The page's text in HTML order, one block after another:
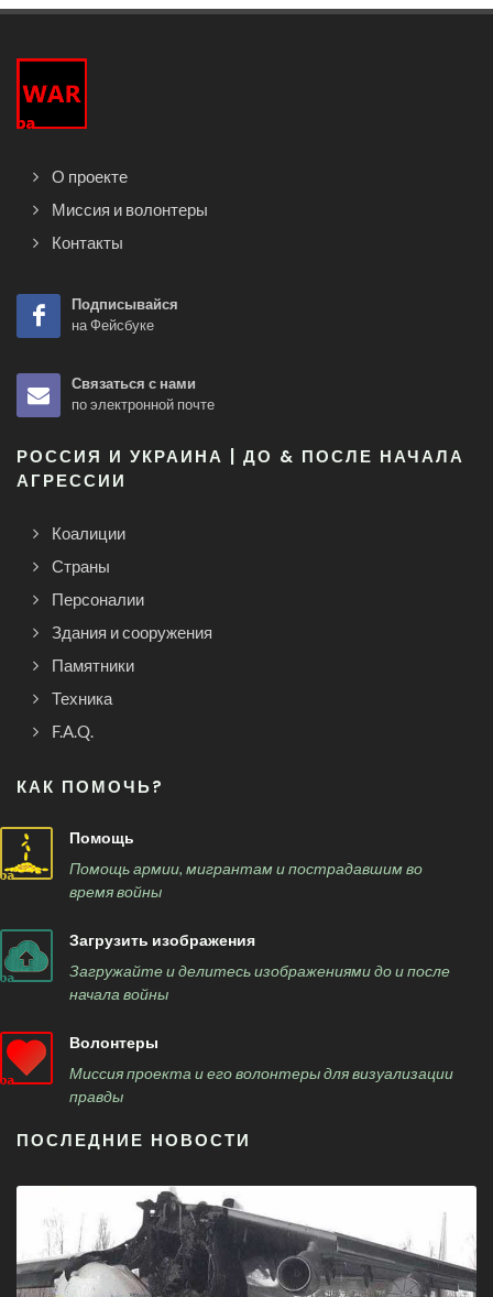
О проекте
Миссия и волонтеры
Контакты
Подписывайся
на Фейсбуке
Связаться с нами
по электронной почте
РОССИЯ И УКРАИНА | ДО & ПОСЛЕ НАЧАЛА
АГРЕССИИ
Коалиции
Страны
Персоналии
Здания и сооружения
Памятники
Техника
F.A.Q.
КАК ПОМОЧЬ?
Помощь
Помощь армии, мигрантам и пострадавшим во
время войны
Загрузить изображения
Загружайте и делитесь изображениями до и после
начала войны
Волонтеры
Миссия проекта и его волонтеры для визуализации
правды
ПОСЛЕДНИЕ НОВОСТИ